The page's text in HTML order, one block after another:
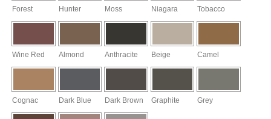
Forest Hunter Moss Niagara Tobacco
Wine Red Almond Anthracite Beige Camel
Cognac Dark Blue Dark Brown Graphite Grey